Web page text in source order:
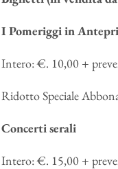
I Pomeriggi in
Intero: €. 10,00 +
Ridotto Speciale
Concerti serali
Intero: €. 15,00 +